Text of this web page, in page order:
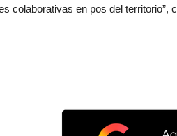
colaborativas en pos del territorio”,